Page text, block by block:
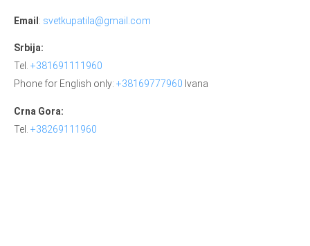
Email : svetkupatila@gmail.com
Srbija:
Tel. +381691111960
Phone for English only: +38169777960 Ivana
Crna Gora:
Tel. +38269111960